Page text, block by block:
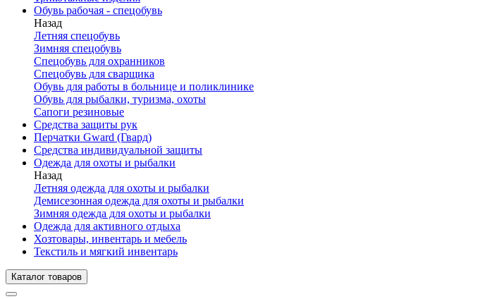
Обувь рабочая - спецобувь
Назад
Летняя спецобувь
Зимняя спецобувь
Спецобувь для охранников
Спецобувь для сварщика
Обувь для работы в больнице и поликлинике
Обувь для рыбалки, туризма, охоты
Сапоги резиновые
Средства защиты рук
Перчатки Gward (Гвард)
Средства индивидуальной защиты
Одежда для охоты и рыбалки
Назад
Летняя одежда для охоты и рыбалки
Демисезонная одежда для охоты и рыбалки
Зимняя одежда для охоты и рыбалки
Одежда для активного отдыха
Хозтовары, инвентарь и мебель
Текстиль и мягкий инвентарь
Каталог товаров